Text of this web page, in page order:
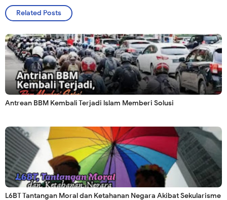
Related Posts
Antrean BBM Kembali Terjadi lslam Memberi Solusi
L6BT Tantangan Moral dan Ketahanan Negara Akibat Sekularisme